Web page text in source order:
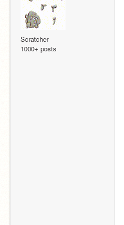
Scratcher
1000+ posts